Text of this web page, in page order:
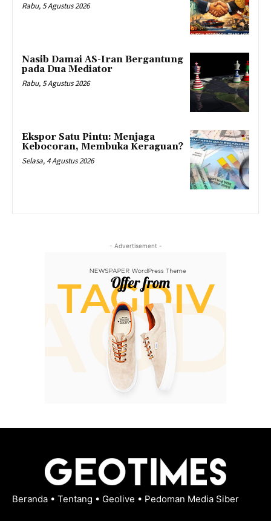
Rabu, 5 Agustus 2026
Nasib Damai AS-Iran Bergantung
pada Dua Mediator
Rabu, 5 Agustus 2026
Ekspor Satu Pintu: Menjaga
Kebocoran, Membuka Keraguan?
Selasa, 4 Agustus 2026
- Advertisement -
Beranda • Tentang • Geolive • Pedoman Media Siber